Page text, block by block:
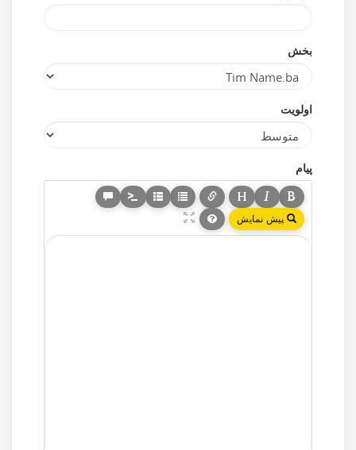
بخش
اولویت
پیام
پیش نمایش